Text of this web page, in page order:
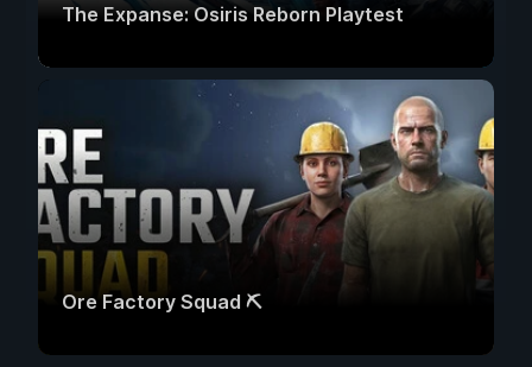
The Expanse: Osiris Reborn Playtest
Ore Factory Squad ⛏️